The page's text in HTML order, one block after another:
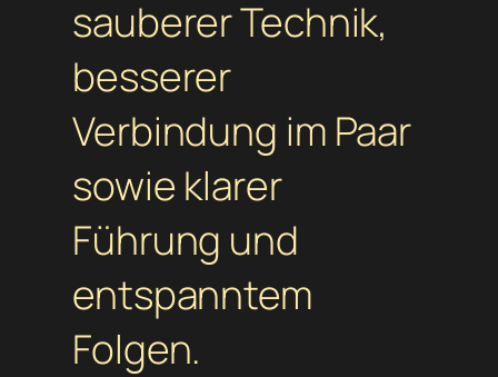
sauberer Technik,
besserer
Verbindung im Paar
sowie klarer
Führung und
entspanntem
Folgen.